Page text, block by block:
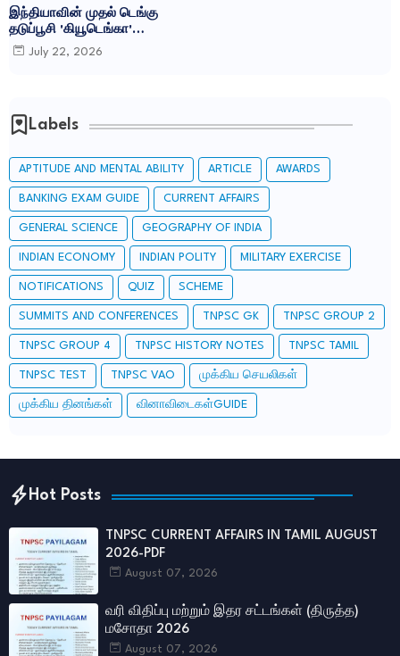
இந்தியாவின் முதல் டெங்கு
தடுப்பூசி 'கியூடெங்கா'
(Qdenga): TNPSC CURRENT
AFFAIRS IN TAMIL JULY 2026
July 22, 2026
Labels
APTITUDE AND MENTAL ABILITY ARTICLE AWARDS
BANKING EXAM GUIDE CURRENT AFFAIRS
GENERAL SCIENCE GEOGRAPHY OF INDIA
INDIAN ECONOMY INDIAN POLITY MILITARY EXERCISE
NOTIFICATIONS QUIZ SCHEME
SUMMITS AND CONFERENCES TNPSC GK TNPSC GROUP 2
TNPSC GROUP 4 TNPSC HISTORY NOTES TNPSC TAMIL
TNPSC TEST TNPSC VAO முக்கிய செயலிகள்
முக்கிய தினங்கள் வினாவிடைகள்GUIDE
Hot Posts
TNPSC CURRENT AFFAIRS IN TAMIL AUGUST
2026-PDF
August 07, 2026
வரி விதிப்பு மற்றும் இதர சட்​டங்​கள் (திருத்த)
மசோதா 2026
August 07, 2026